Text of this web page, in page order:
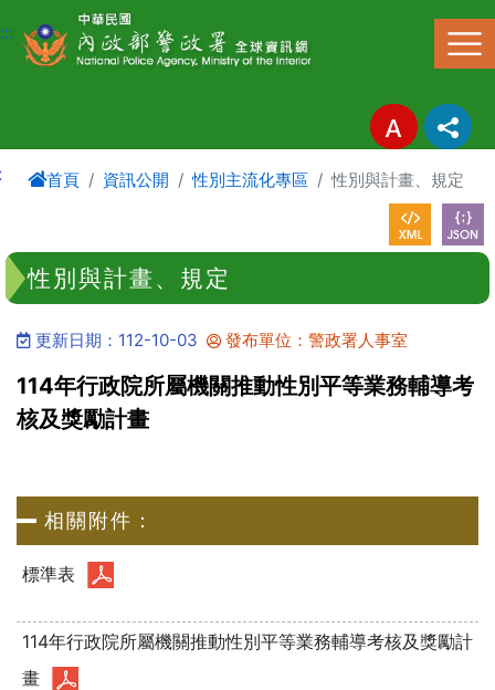
進入內容區塊
:::
首頁 資訊公開 性別主流化專區 性別與計畫、規定
性別與計畫、規定
更新日期：112-10-03 發布單位：警政署人事室
114年行政院所屬機關推動性別平等業務輔導考
核及獎勵計畫
相關附件：
標準表
114年行政院所屬機關推動性別平等業務輔導考核及獎勵計
畫